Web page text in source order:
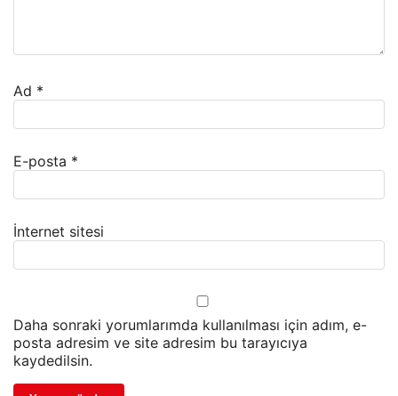
Ad *
E-posta *
İnternet sitesi
Daha sonraki yorumlarımda kullanılması için adım, e-
posta adresim ve site adresim bu tarayıcıya
kaydedilsin.